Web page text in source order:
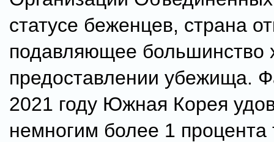
статусе беженцев, страна
подавляющее большинство
предоставлении убежища.
2021 году Южная Корея
немногим более 1 процента